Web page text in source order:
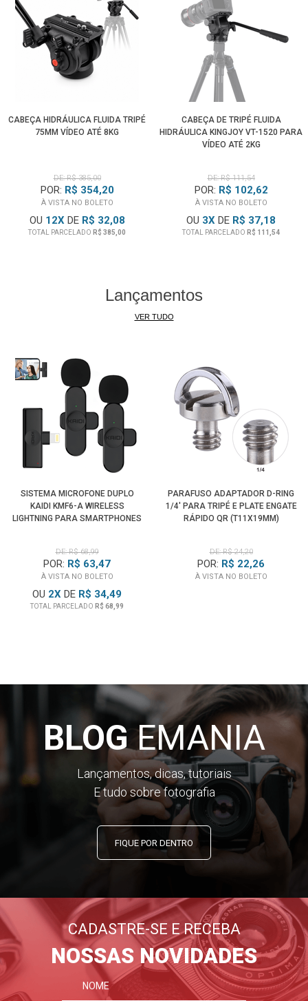
CABEÇA HIDRÁULICA FLUIDA TRIPÉ
75MM VÍDEO ATÉ 8KG
DE: R$ 385,00
POR: R$ 354,20
À VISTA NO BOLETO
OU 12XDE R$ 32,08
TOTAL PARCELADO R$ 385,00
CABEÇA DE TRIPÉ FLUIDA
HIDRÁULICA KINGJOY VT-1520 PARA
VÍDEO ATÉ 2KG
DE: R$ 111,54
POR: R$ 102,62
À VISTA NO BOLETO
OU 3X DE R$ 37,18
TOTAL PARCELADO R$ 111,54
Lançamentos
VER TUDO
SISTEMA MICROFONE DUPLO
KAIDI KMF6-A WIRELESS
LIGHTNING PARA SMARTPHONES
DE: R$ 68,99
POR: R$ 63,47
À VISTA NO BOLETO
OU 2X DE R$ 34,49
TOTAL PARCELADO R$ 68,99
PARAFUSO ADAPTADOR D-RING
1/4' PARA TRIPÉ E PLATE ENGATE
RÁPIDO QR (T11X19MM)
DE: R$ 24,20
POR: R$ 22,26
À VISTA NO BOLETO
BLOGEMANIA
Lançamentos, dicas, tutoriais
E tudo sobre fotografia
FIQUE POR DENTRO
CADASTRE-SE E RECEBA
NOSSAS NOVIDADES